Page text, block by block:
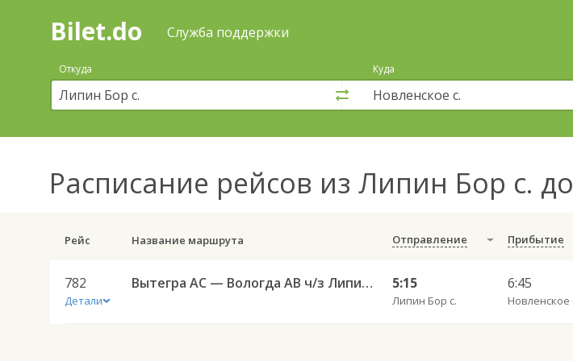
Поиск
покупка
билетов
автобус
онлайн
Bilet.do Служба поддержки
Откуда Куда
Расписание рейсов из Липин Бор с.
Рейс Название маршрута Отправление Прибытие
782
Детали
Вытегра АС — Вологда АВ ч/з Липин Бор 782 5:15
Липин Бор с.
6:45
Новленское